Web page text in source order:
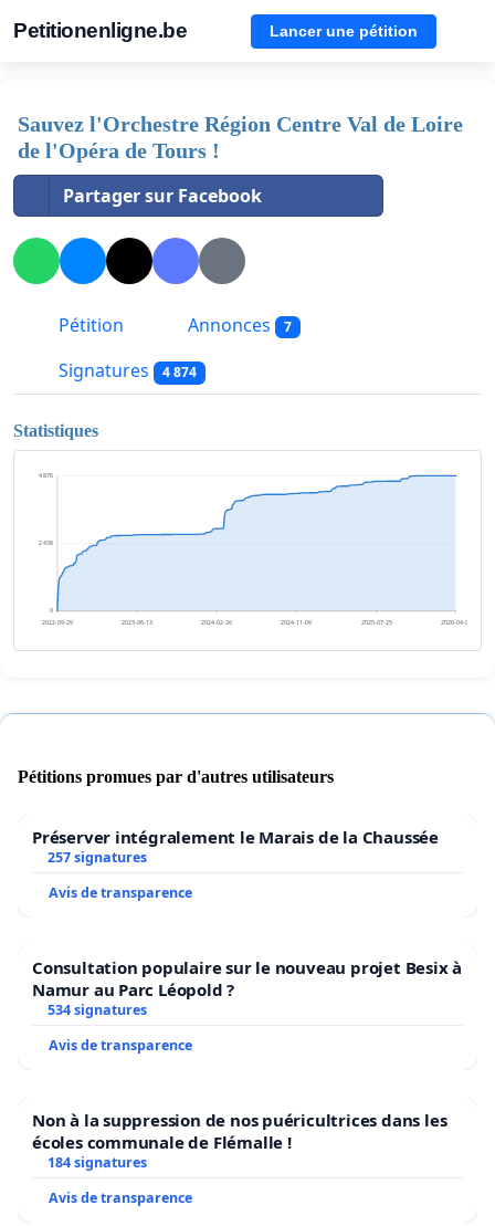
Petitionenligne.be Lancer une pétition
Sauvez l'Orchestre Région Centre Val de Loire
de l'Opéra de Tours !
Partager sur Facebook
Pétition Annonces 7
Signatures 4 874
Statistiques
0
2 438
4 876
2022-09-29 2023-06-13 2024-02-26 2024-11-09 2025-07-25 2026-04-08
Pétitions promues par d'autres utilisateurs
Préserver intégralement le Marais de la Chaussée
257 signatures
Avis de transparence
Consultation populaire sur le nouveau projet Besix à
Namur au Parc Léopold ?
534 signatures
Avis de transparence
Non à la suppression de nos puéricultrices dans les
écoles communale de Flémalle !
184 signatures
Avis de transparence